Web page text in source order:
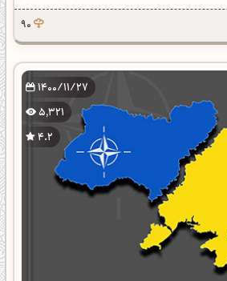
90
1400/11/27
5,321
4.2